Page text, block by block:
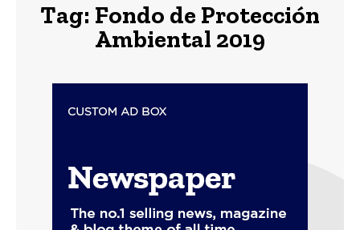
Tag: Fondo de Protección
Ambiental 2019